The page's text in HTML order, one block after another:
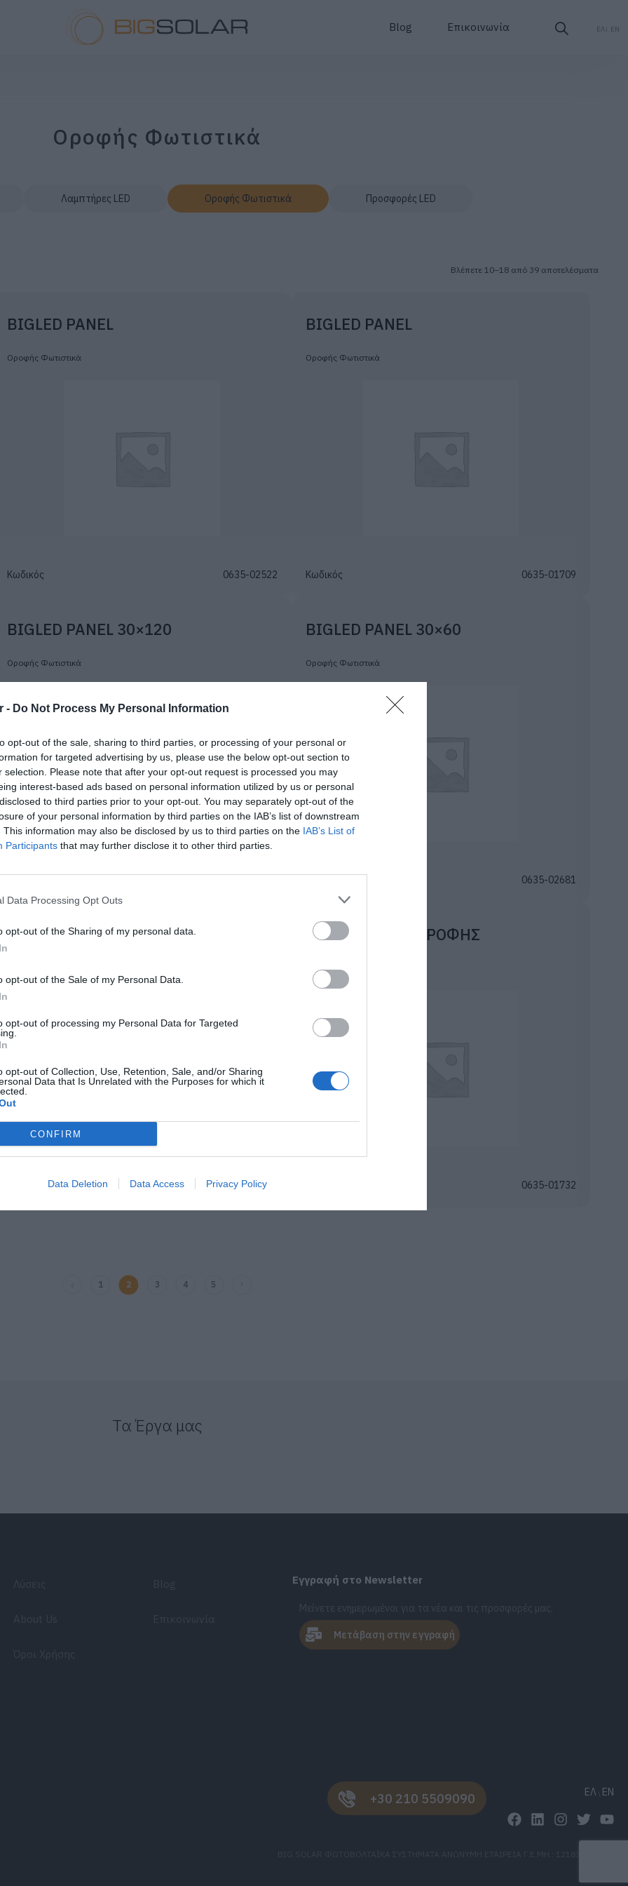
- Do Not Process My Personal Information
opt-out of the sale, sharing to third parties, or processing of your personal or
for targeted advertising by us, please use the below opt-out section to
selection. Please note that after your opt-out request is processed you may
interest-based ads based on personal information utilized by us or personal
to third parties prior to your opt-out. You may separately opt-out of the
of your personal information by third parties on the IAB’s list of downstream
This information may also be disclosed by us to third parties on the IAB’s List of
Participants that may further disclose it to other third parties.
Data Processing Opt Outs
opt-out of the Sharing of my personal data.
opt-out of the Sale of my Personal Data.
opt-out of processing my Personal Data for Targeted
opt-out of Collection, Use, Retention, Sale, and/or Sharing
Data that Is Unrelated with the Purposes for which it
CONFIRM
Data Deletion Data Access Privacy Policy
Blog Επικοινωνία ΕΛ EN
Οροφής Φωτιστικά
Λαμπτήρες LED Οροφής Φωτιστικά Προσφορές LED
Βλέπετε 10–18 από 39 αποτελέσματα
BIGLED PANEL
Οροφής Φωτιστικά
Κωδικός 0635-02522
BIGLED PANEL
Οροφής Φωτιστικά
Κωδικός 0635-01709
BIGLED PANEL 30×120
Οροφής Φωτιστικά
BIGLED PANEL 30×60
Οροφής Φωτιστικά
0635-02681
BIGLED PANEL 60×60
0635-02686
BIGLED PANEL ΟΡΟΦΗΣ
Οροφής Φωτιστικά
0635-01732
1 2 3 4 5
Τα Έργα μας
Εγγραφή στο Newsletter
Μείνετε ενημερωμένοι για τα νέα και τις προσφορές μας.
Μετάβαση στην εγγραφή
+30 210 5509090 ΕΛ EN